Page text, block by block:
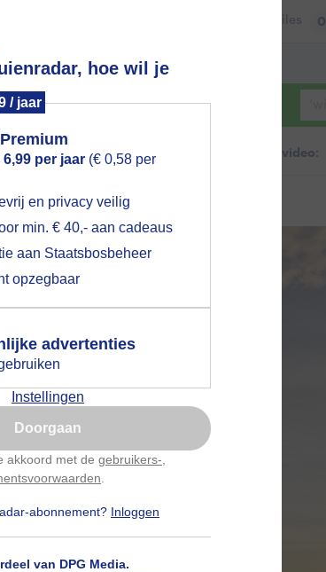
hoe wil je
/ jaar
6,99 per jaar (€ 0,58 per
en privacy veilig
min. € 40,- aan cadeaus
aan Staatsbosbeheer
opzegbaar
advertenties
Instellingen
Doorgaan
akkoord met de gebruikers-
abonnement? Inloggen
van DPG Media.
Files 0
Lees meer.
Weerzine
Zoeken in foto & video:
locatie gebruiken voor
het weer?
geen akkoord op hebt
er zo een pop-up uit
deze toestemming
wordt.
toon de popup
misschien later
wil je niet elke dag deze pop-up
om dit aan te passen